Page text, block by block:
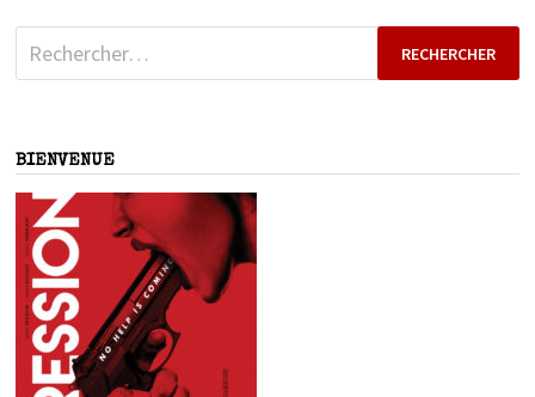
Rechercher :
BIENVENUE